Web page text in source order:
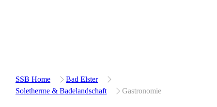
SSB Home
Bad Elster
Soletherme & Badelandschaft
Gastronomie